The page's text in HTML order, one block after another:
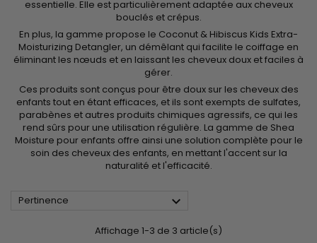
essentielle. Elle est particulièrement adaptée aux cheveux
bouclés et crépus.
En plus, la gamme propose le Coconut & Hibiscus Kids Extra-
Moisturizing Detangler, un démêlant qui facilite le coiffage en
éliminant les nœuds et en laissant les cheveux doux et faciles à
gérer.
Ces produits sont conçus pour être doux sur les cheveux des
enfants tout en étant efficaces, et ils sont exempts de sulfates,
parabènes et autres produits chimiques agressifs, ce qui les
rend sûrs pour une utilisation régulière. La gamme de Shea
Moisture pour enfants offre ainsi une solution complète pour le
soin des cheveux des enfants, en mettant l'accent sur la
naturalité et l'efficacité.
Pertinence 
Affichage 1-3 de 3 article(s)